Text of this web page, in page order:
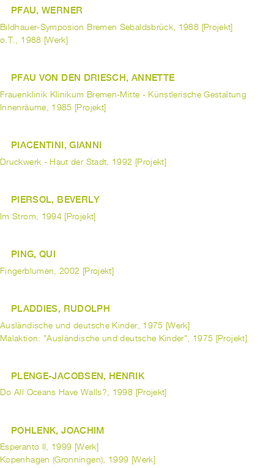
PFAU, WERNER
Bildhauer-Symposion Bremen Sebaldsbrück, 1988 [Projekt]
o.T., 1988 [Werk]
PFAU VON DEN DRIESCH, ANNETTE
Frauenklinik Klinikum Bremen-Mitte - Künstlerische Gestaltung
Innenräume, 1985 [Projekt]
PIACENTINI, GIANNI
Druckwerk - Haut der Stadt, 1992 [Projekt]
PIERSOL, BEVERLY
Im Strom, 1994 [Projekt]
PING, QUI
Fingerblumen, 2002 [Projekt]
PLADDIES, RUDOLPH
Ausländische und deutsche Kinder, 1975 [Werk]
Malaktion: "Ausländische und deutsche Kinder", 1975 [Projekt]
PLENGE-JACOBSEN, HENRIK
Do All Oceans Have Walls?, 1998 [Projekt]
POHLENK, JOACHIM
Esperanto II, 1999 [Werk]
Kopenhagen (Gronningen), 1999 [Werk]